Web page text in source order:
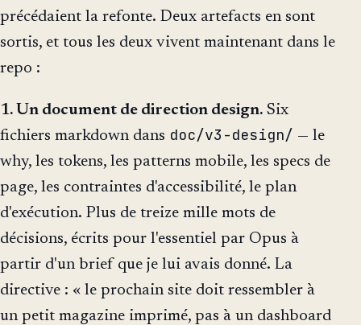
précédaient la refonte. Deux artefacts en sont
sortis, et tous les deux vivent maintenant dans le
repo :
1. Un document de direction design. Six
fichiers markdown dans doc/v3-design/ — le
why, les tokens, les patterns mobile, les specs de
page, les contraintes d'accessibilité, le plan
d'exécution. Plus de treize mille mots de
décisions, écrits pour l'essentiel par Opus à
partir d'un brief que je lui avais donné. La
directive : « le prochain site doit ressembler à
un petit magazine imprimé, pas à un dashboard